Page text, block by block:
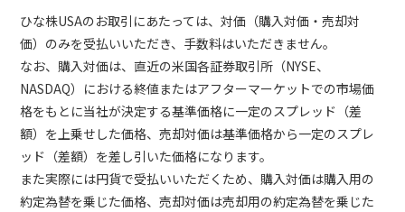
ひな株USAのお取引にあたっては、対価（購入対価・売却対
価）のみを受払いいただき、手数料はいただきません。
なお、購入対価は、直近の米国各証券取引所（NYSE、
NASDAQ）における終値またはアフターマーケットでの市場価
格をもとに当社が決定する基準価格に一定のスプレッド（差
額）を上乗せした価格、売却対価は基準価格から一定のスプレ
ッド（差額）を差し引いた価格になります。
また実際には円貨で受払いいただくため、購入対価は購入用の
約定為替を乗じた価格、売却対価は売却用の約定為替を乗じた